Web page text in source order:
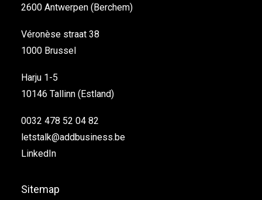
2600 Antwerpen (Berchem)
Véronèse straat 38
1000 Brussel
Harju 1-5
10146 Tallinn (Estland)
0032 478 52 04 82
letstalk@addbusiness.be
LinkedIn
Sitemap